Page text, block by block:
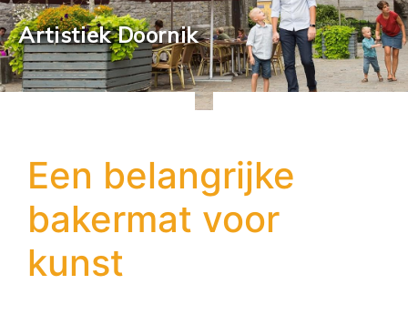
Artistiek Doornik
Een belangrijke
bakermat voor
kunst